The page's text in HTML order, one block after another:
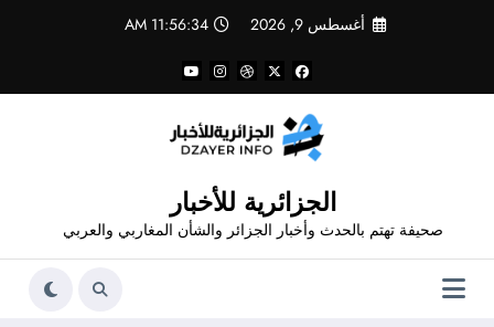
أغسطس 9, 2026 11:56:35 AM
الجزائرية للأخبار
صحيفة تهتم بالحدث وأخبار الجزائر والشأن المغاربي والعربي